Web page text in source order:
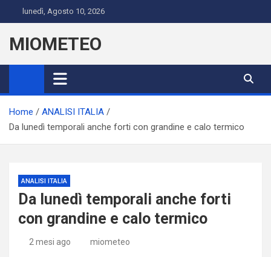
to
content
lunedì, Agosto 10, 2026
MIOMETEO
Home
ANALISI ITALIA
Da lunedì temporali anche forti con grandine e calo termico
ANALISI ITALIA
Da lunedì temporali anche forti
con grandine e calo termico
2 mesi ago miometeo